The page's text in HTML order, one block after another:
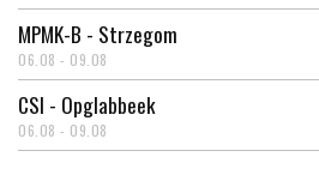
MPMK-B - Strzegom
06.08 - 09.08
CSI - Opglabbeek
06.08 - 09.08